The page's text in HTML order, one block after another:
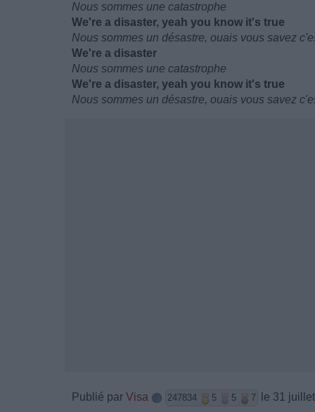
Nous sommes une catastrophe
We're a disaster, yeah you know it's true
Nous sommes un désastre, ouais vous savez
We're a disaster
Nous sommes une catastrophe
We're a disaster, yeah you know it's true
Nous sommes un désastre, ouais vous savez
Publié par Visa 247834 5 5 7 le 31